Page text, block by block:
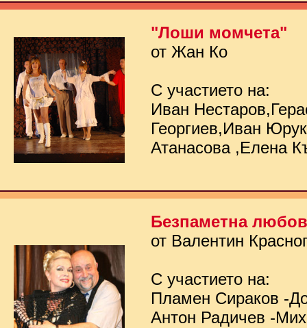
"Лоши момчета"
от Жан Ко
С участието на:
Иван
Георгиев,Иван
Атанасова ,Елена
Безпаметна любов
от Валентин
С участието на:
Пламен Сираков -
Антон Радичев -